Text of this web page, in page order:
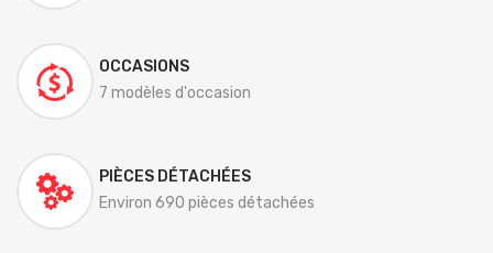
OCCASIONS
7 modèles d'occasion
PIÈCES DÉTACHÉES
Environ 690 pièces détachées